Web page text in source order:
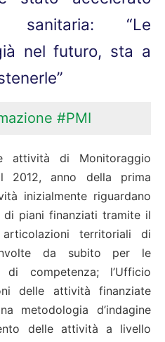
sanitaria: “Le
nel futuro, sta a
#PMI
attività di Monitoraggio
2012, anno della prima
inizialmente riguardano
piani finanziati tramite il
territoriali di
da subito per le
competenza; l’Ufficio
delle attività finanziate
metodologia d’indagine
delle attività a livello